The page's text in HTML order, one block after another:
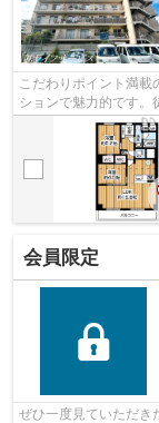
こだわりポイント満
ションで魅力的です。
ーター付きの物件です
会員限定
ぜひ一度見ていただき